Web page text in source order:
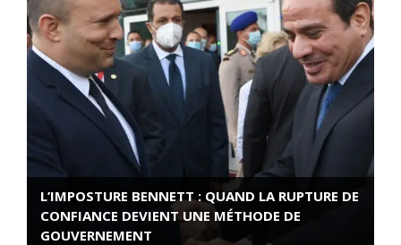
L’IMPOSTURE BENNETT : QUAND LA RUPTURE DE
CONFIANCE DEVIENT UNE MÉTHODE DE
GOUVERNEMENT